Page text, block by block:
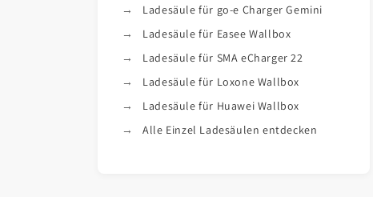
Ladesäule für go-e Charger Gemini
Ladesäule für Easee Wallbox
Ladesäule für SMA eCharger 22
Ladesäule für Loxone Wallbox
Ladesäule für Huawei Wallbox
Alle Einzel Ladesäulen entdecken